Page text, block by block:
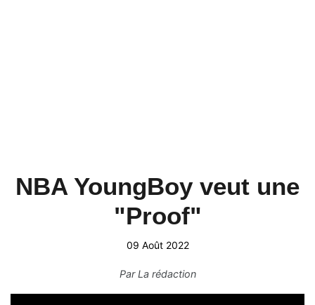
NBA YoungBoy veut une
"Proof"
09 Août 2022
ParLa rédaction